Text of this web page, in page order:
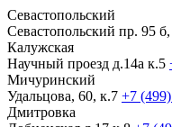
Севастопольский
Севастопольский пр. 95
Калужская
Научный проезд д.14а к.5
Мичуринский
Удальцова, 60, к.7 +7
Дмитровка